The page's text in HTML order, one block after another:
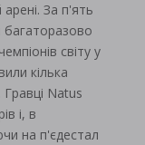
арені. За п'ять
багаторазово
світу у
кілька
Гравці Natus
і, в
на п'єдестал